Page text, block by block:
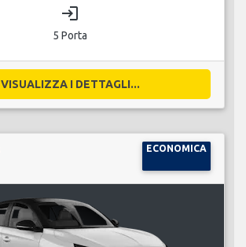
login
5 Porta
VISUALIZZA I DETTAGLI...
ECONOMICA